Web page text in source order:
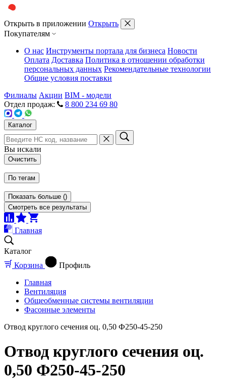
Открыть в приложении Открыть
Покупателям
О нас Инструменты портала для бизнеса Новости
Оплата Доставка Политика в отношении обработки
персональных данных Рекомендательные технологии
Общие условия поставки
Филиалы Акции BIM - модели
Отдел продаж:
8 800 234 69 80
Каталог
Вы искали
Очистить
По тегам
Показать больше ()
Смотреть все результаты
Главная
Каталог
Корзина
Профиль
Главная
Вентиляция
Общеобменные системы вентиляции
Фасонные элементы
Отвод круглого сечения оц. 0,50 Ф250-45-250
Отвод круглого сечения оц.
0,50 Ф250-45-250